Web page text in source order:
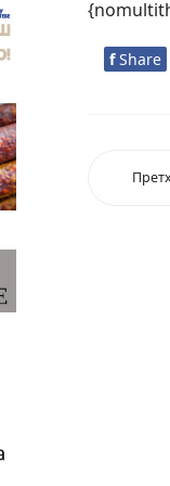
f Share